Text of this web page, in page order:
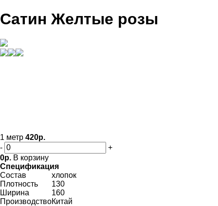
Сатин Желтые розы
1 метр 420р.
-
+
0р. В корзину
Спецификация
Состав
хлопок
Плотность
130
Ширина
160
ПроизводствоКитай